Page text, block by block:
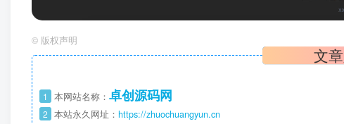
© 版权声明
文
1 本网站名称： 卓创源码网
2 本站永久网址： https://zhuochuangyun.cn